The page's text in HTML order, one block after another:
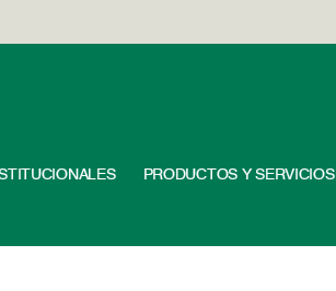
PRODUCTOS Y SERVICIOS